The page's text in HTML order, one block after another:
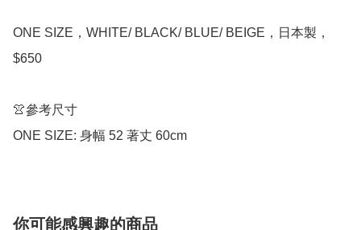
ONE SIZE，WHITE/ BLACK/ BLUE/ BEIGE，日本製，
$650
👚參考尺寸
ONE SIZE: 身幅 52 著丈 60cm
你可能感興趣的商品